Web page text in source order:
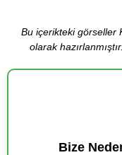
Bu içerikteki görseller
olarak
Bize